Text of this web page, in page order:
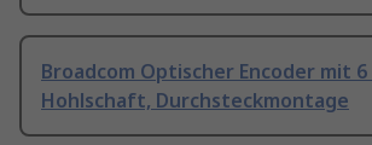
Broadcom Optischer Encoder mit 6
Hohlschaft, Durchsteckmontage